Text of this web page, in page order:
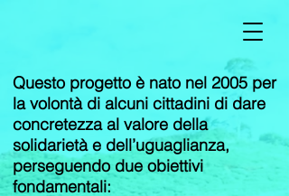
Questo progetto è nato nel 2005 per
la volontà di alcuni cittadini di dare
concretezza al valore della
solidarietà e dell’uguaglianza,
perseguendo due obiettivi
fondamentali: